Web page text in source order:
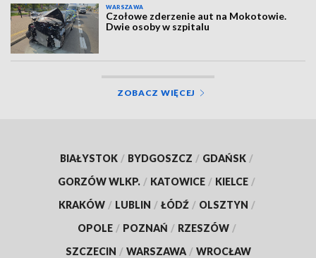
WARSZAWA
Czołowe zderzenie aut na Mokotowie.
Dwie osoby w szpitalu
ZOBACZ WIĘCEJ
BIAŁYSTOK / BYDGOSZCZ / GDAŃSK /
GORZÓW WLKP. / KATOWICE / KIELCE /
KRAKÓW / LUBLIN / ŁÓDŹ / OLSZTYN /
OPOLE / POZNAŃ / RZESZÓW /
SZCZECIN / WARSZAWA / WROCŁAW